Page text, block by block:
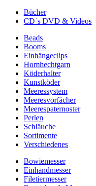
Bücher
CD´s DVD & Videos
Beads
Booms
Einhängeclips
Hornhechtgarn
Köderhalter
Kunstköder
Meeressystem
Meeresvorfächer
Meerespaternoster
Perlen
Schläuche
Sortimente
Verschiedenes
Bowiemesser
Einhandmesser
Filetiermesser